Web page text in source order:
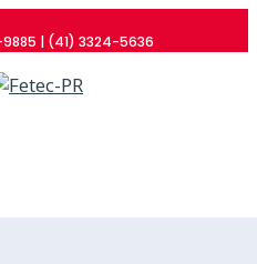
| (41) 3324-5636